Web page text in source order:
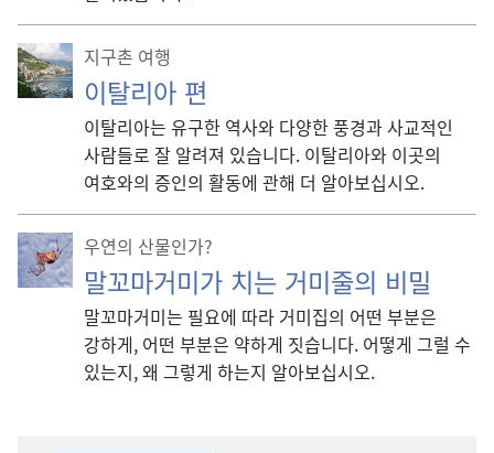
지구촌 여행
이탈리아 편
이탈리아는 유구한 역사와 다양한 풍경과 사교적인
사람들로 잘 알려져 있습니다. 이탈리아와 이곳의
여호와의 증인의 활동에 관해 더 알아보십시오.
우연의 산물인가?
말꼬마거미가 치는 거미줄의 비밀
말꼬마거미는 필요에 따라 거미집의 어떤 부분은
강하게, 어떤 부분은 약하게 짓습니다. 어떻게 그럴 수
있는지, 왜 그렇게 하는지 알아보십시오.